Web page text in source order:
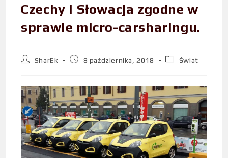
Czechy i Słowacja zgodne w
sprawie micro-carsharingu.
SharEk 8 października, 2018 Świat